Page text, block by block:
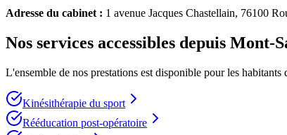
Adresse du cabinet : 1 avenue Jacques Chastellain, 76100
Nos services accessibles depuis Mont-
L'ensemble de nos prestations est disponible pour les habitants
Kinésithérapie du sport
Rééducation post-opératoire